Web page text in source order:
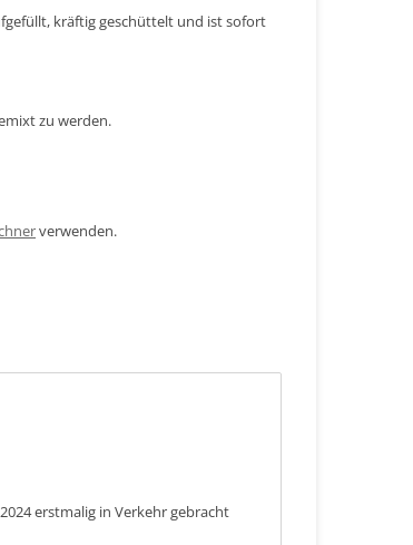
kräftig geschüttelt und ist sofort
zu werden.
verwenden.
erstmalig in Verkehr gebracht